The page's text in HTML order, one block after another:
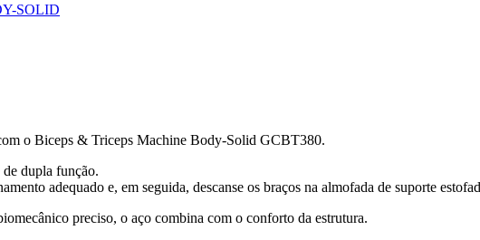
SOLID
o Biceps & Triceps Machine Body-Solid GCBT380.
dupla função.
adequado e, em seguida, descanse os braços na almofada de suporte
preciso, o aço combina com o conforto da estrutura.